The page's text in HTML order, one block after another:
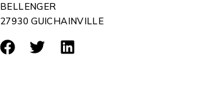
BELLENGER
27930 GUICHAINVILLE